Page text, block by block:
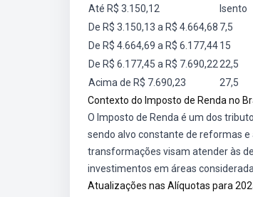
Até R$ 3.150,12
Isento
De R$ 3.150,13 a R$ 4.664,68 7,5
De R$ 4.664,69 a R$ 6.177,4415
De R$ 6.177,45 a R$ 7.690,22 22,5
Acima de R$ 7.690,23
27,5
Contexto do Imposto de Renda no
O Imposto de Renda é um dos
sendo alvo constante de reformas
transformações visam atender às
investimentos em áreas
Atualizações nas Alíquotas para